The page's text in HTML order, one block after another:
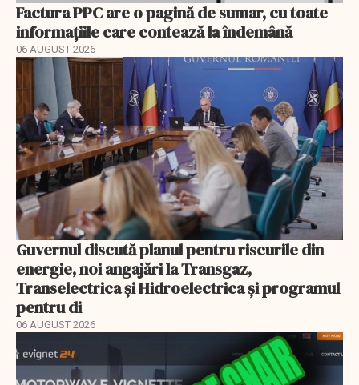
Factura PPC are o pagină de sumar, cu toate
informațiile care contează la îndemână
06 AUGUST 2026
Guvernul discută planul pentru riscurile din
energie, noi angajări la Transgaz,
Transelectrica și Hidroelectrica și programul
pentru di
06 AUGUST 2026